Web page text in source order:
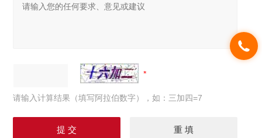
请输入计算结果（填写阿拉伯数字），如：三加四=7